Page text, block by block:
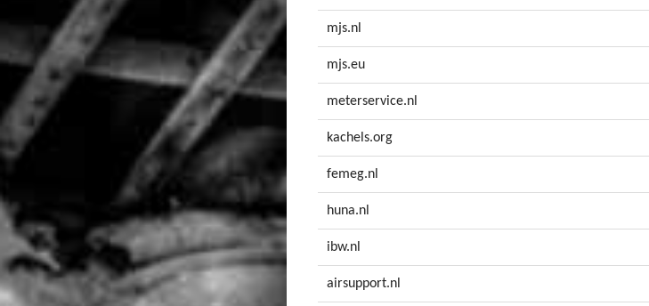
mjs.nl
mjs.eu
meterservice.nl
kachels.org
femeg.nl
huna.nl
ibw.nl
airsupport.nl